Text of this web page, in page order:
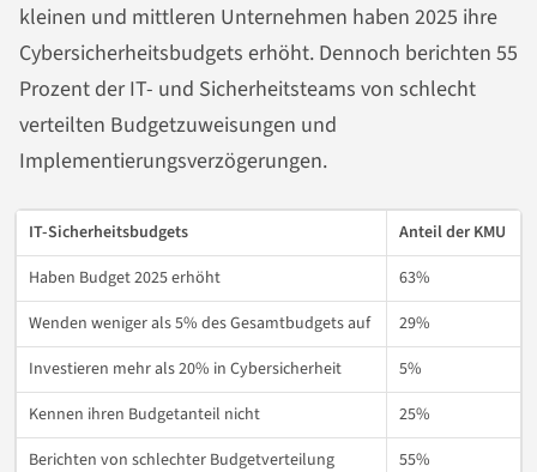
kleinen und mittleren Unternehmen haben 2025 ihre
Cybersicherheitsbudgets erhöht. Dennoch berichten 55
Prozent der IT- und Sicherheitsteams von schlecht
verteilten Budgetzuweisungen und
Implementierungsverzögerungen.
IT-Sicherheitsbudgets
Anteil der KMU
Haben Budget 2025 erhöht
63%
Wenden weniger als 5% des Gesamtbudgets auf
29%
Investieren mehr als 20% in Cybersicherheit
5%
Kennen ihren Budgetanteil nicht
25%
Berichten von schlechter Budgetverteilung
55%